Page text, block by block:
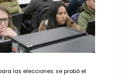
las elecciones: se probó el